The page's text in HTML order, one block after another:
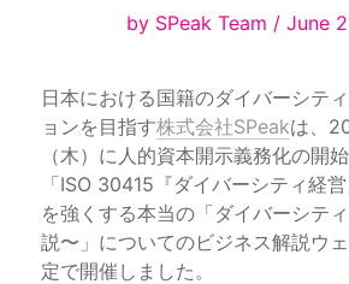
by SPeak Team / June
日本における国籍のダイバーシテ
ョンを目指す株式会社SPeakは、
（木）に人的資本開示義務化の開
「ISO 30415『ダイバーシティ経
を強くする本当の「ダイバーシテ
説〜」についてのビジネス解説ウ
定で開催しました。